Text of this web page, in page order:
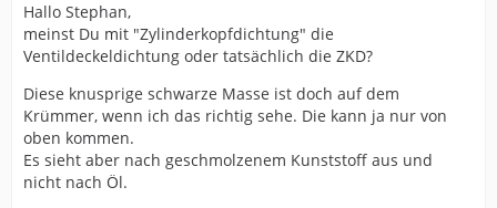
Hallo Stephan,
meinst Du mit "Zylinderkopfdichtung" die
Ventildeckeldichtung oder tatsächlich die ZKD?
Diese knusprige schwarze Masse ist doch auf dem
Krümmer, wenn ich das richtig sehe. Die kann ja nur von
oben kommen.
Es sieht aber nach geschmolzenem Kunststoff aus und
nicht nach Öl.